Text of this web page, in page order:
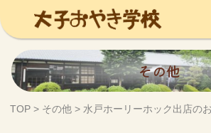
Skip
content
その他
TOP > その他 > 水戸ホーリーホック出店の